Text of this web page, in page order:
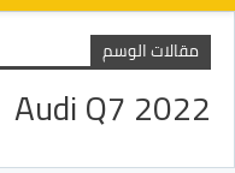
مقالات الوسم
Audi Q7 2022